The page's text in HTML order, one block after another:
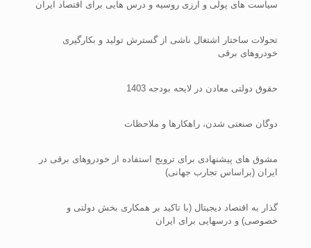
سیاست های پولی و ارزی روسیه و درس هایی برای اقتصاد ایران
تحولات ساختار اشتغال ناشی از گسترش تولید و بکارگیری
خودروهای برقی
حقوق دولتی معادن در لایحه بودجه 1403
دوگان صنعتی شدن، راهکارها و ملاحظات
مشوق های پیشنهادی برای ترویج استفاده از خودروهای برقی در
ایران (براساس تجارب جهانی)
گذار به اقتصاد دیجیتال (با تاکید بر همکاری بخش دولتی و
خصوصی) و درسهایی برای ایران